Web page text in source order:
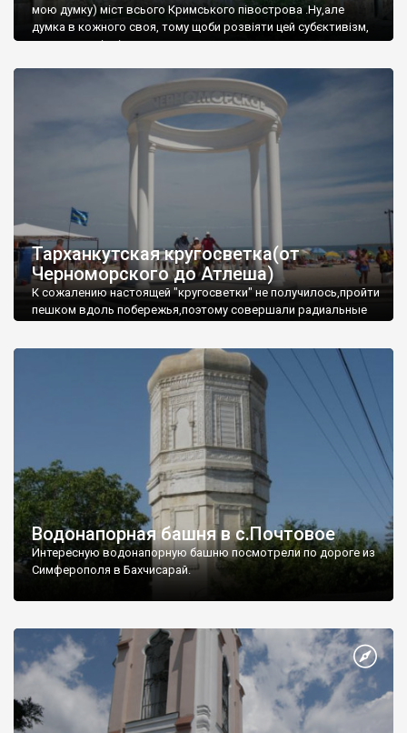
мою думку) міст всього Кримського півострова .Ну,але
думка в кожного своя, тому щоби розвіяти цей субєктивізм,
запрошую відвідати це
Тарханкутская кругосветка(от
Черноморского до Атлеша)
К сожалению настоящей "кругосветки" не получилось,пройти
пешком вдоль побережья,поэтому совершали радиальные
Водонапорная башня в с.Почтовое
Интересную водонапорную башню посмотрели по дороге из
Симферополя в Бахчисарай.